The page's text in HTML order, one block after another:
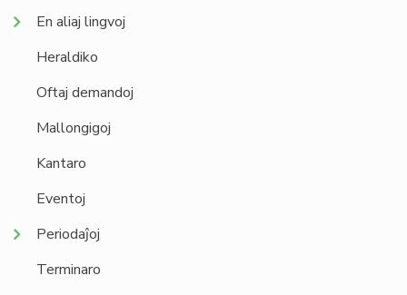
En aliaj lingvoj
Heraldiko
Oftaj demandoj
Mallongigoj
Kantaro
Eventoj
Periodaĵoj
Terminaro